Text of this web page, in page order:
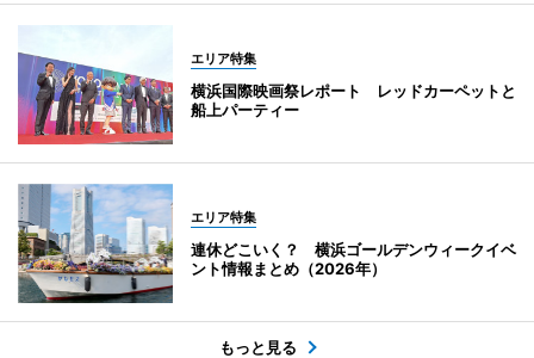
エリア特集
横浜国際映画祭レポート レッドカーペットと
船上パーティー
エリア特集
連休どこいく？ 横浜ゴールデンウィークイベ
ント情報まとめ（2026年）
もっと見る